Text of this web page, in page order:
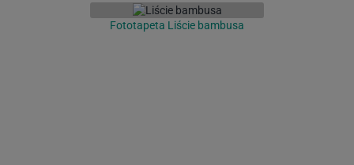
Fototapeta Liście bambusa